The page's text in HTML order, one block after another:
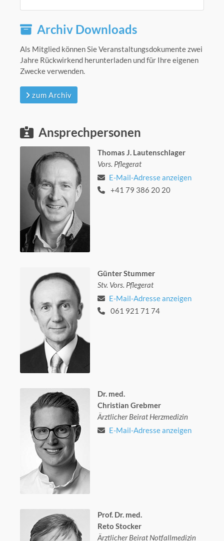
Archiv Downloads
Als Mitglied können Sie Veranstaltungsdokumente zwei
Jahre Rückwirkend herunterladen und für Ihre eigenen
Zwecke verwenden.
zum Archiv
Ansprechpersonen
Thomas J. Lautenschlager
Vors. Pflegerat
E-Mail-Adresse anzeigen
+41 79 386 20 20
Günter Stummer
Stv. Vors. Pflegerat
E-Mail-Adresse anzeigen
061 921 71 74
Dr. med.
Christian Grebmer
Ärztlicher Beirat Herzmedizin
E-Mail-Adresse anzeigen
Prof. Dr. med.
Reto Stocker
Ärztlicher Beirat Notfallmedizin